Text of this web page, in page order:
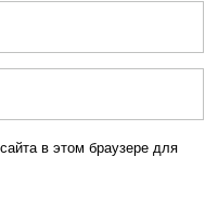
в этом браузере для